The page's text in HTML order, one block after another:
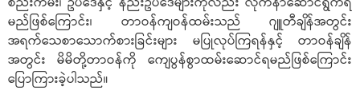
မည်ဖြစ်ကြောင်း၊ တာဝန်ကျဝန်ထမ်းသည် ဂျူတီချိန်အတွင်း
အရက်သေစာသောက်စားခြင်းများ မပြုလုပ်ကြရန်နှင့် တာဝန်ချိန်
အတွင်း မိမိတို့တာဝန်ကို ကျေပွန်စွာထမ်းဆောင်ရမည်ဖြစ်ကြောင်း
ပြောကြားခဲ့ပါသည်။